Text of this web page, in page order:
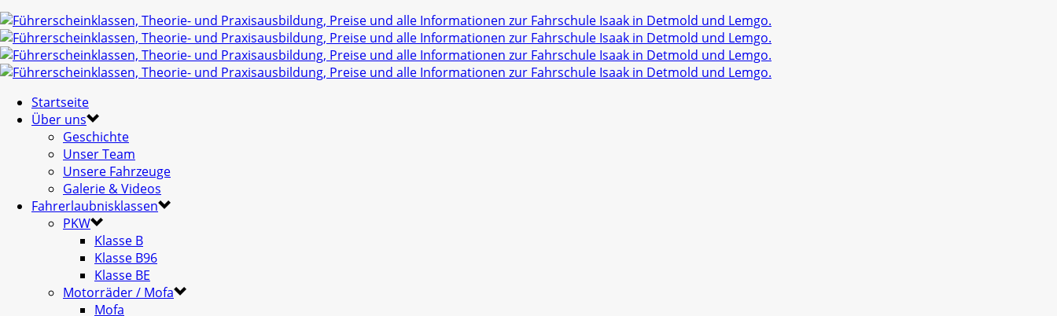
Startseite
Über uns
Geschichte
Unser Team
Unsere Fahrzeuge
Galerie & Videos
Fahrerlaubnisklassen
PKW
Klasse B
Klasse B96
Klasse BE
Motorräder / Mofa
Mofa